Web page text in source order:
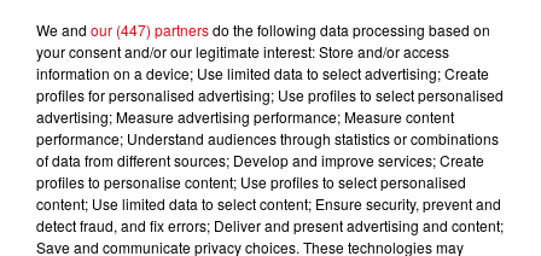
We and our (447) partnersdo the following data processing based on
your consent and/or our legitimate interest: Store and/or access
information on a device; Use limited data to select advertising; Create
profiles for personalised advertising; Use profiles to select personalised
advertising; Measure advertising performance; Measure content
performance; Understand audiences through statistics or combinations
of data from different sources; Develop and improve services; Create
profiles to personalise content; Use profiles to select personalised
content; Use limited data to select content; Ensure security, prevent and
detect fraud, and fix errors; Deliver and present advertising and content;
Save and communicate privacy choices. These technologies may